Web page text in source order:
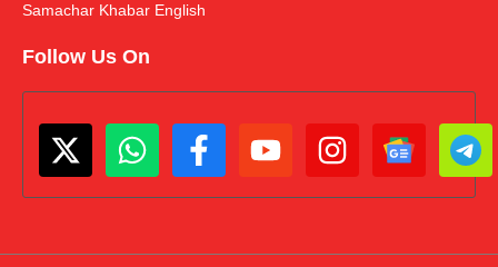
Samachar Khabar English
Follow Us On